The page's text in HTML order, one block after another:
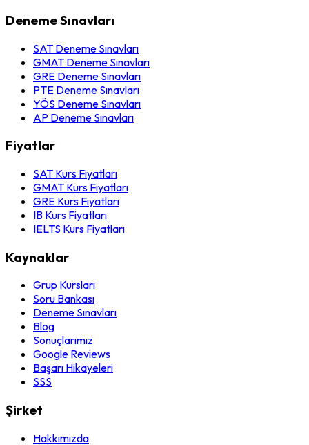
Deneme Sınavları
SAT Deneme Sınavları
GMAT Deneme Sınavları
GRE Deneme Sınavları
PTE Deneme Sınavları
YÖS Deneme Sınavları
AP Deneme Sınavları
Fiyatlar
SAT Kurs Fiyatları
GMAT Kurs Fiyatları
GRE Kurs Fiyatları
IB Kurs Fiyatları
IELTS Kurs Fiyatları
Kaynaklar
Grup Kursları
Soru Bankası
Deneme Sınavları
Blog
Sonuçlarımız
Google Reviews
Başarı Hikayeleri
SSS
Şirket
Hakkımızda